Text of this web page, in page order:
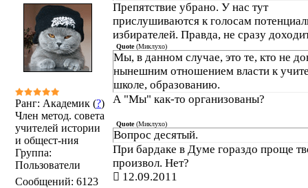
Ранг: Академик (?)
Член метод. совета
учителей истории
и общест-ния
Группа:
Пользователи
Сообщений: 6123
Препятствие убрано. У нас тут
прислушиваются к голосам
избирателей. Правда, не сразу
Quote(Миклухо)
Мы, в данном случае, это те, кто не
нынешним отношением власти к
школе, образованию.
А "Мы" как-то организованы?
Quote(Миклухо)
Вопрос десятый.
При бардаке в Думе гораздо проще
произвол. Нет?
12.09.2011